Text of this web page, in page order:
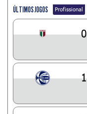
ÚLTIMOS JOGOS Profissional
0
1